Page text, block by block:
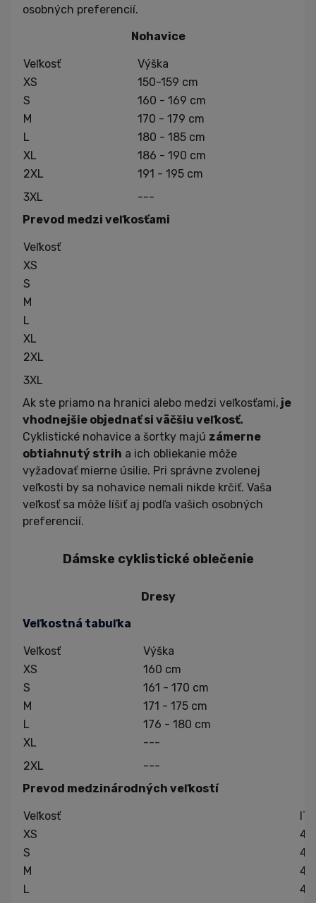
osobných preferencií.
Nohavice
Veľkosť
Výška
XS
150-159 cm
S
160 - 169 cm
M
170 - 179 cm
L
180 - 185 cm
XL
186 - 190 cm
2XL
191 - 195 cm
3XL
---
Prevod medzi veľkosťami
Veľkosť
XS
S
M
L
XL
2XL
3XL
Ak ste priamo na hranici alebo medzi veľkosťami, je
vhodnejšie objednať si väčšiu veľkosť.
Cyklistické nohavice a šortky majú zámerne
obtiahnutý strih a ich obliekanie môže
vyžadovať mierne úsilie. Pri správne zvolenej
veľkosti by sa nohavice nemali nikde krčiť. Vaša
veľkosť sa môže líšiť aj podľa vašich osobných
preferencií.
Dámske cyklistické oblečenie
Dresy
Veľkostná tabuľka
Veľkosť
Výška
XS
160 cm
S
161 - 170 cm
M
171 - 175 cm
L
176 - 180 cm
XL
---
2XL
---
Prevod medzinárodných veľkostí
Veľkosť
IT
XS
40
S
42
M
44
L
46